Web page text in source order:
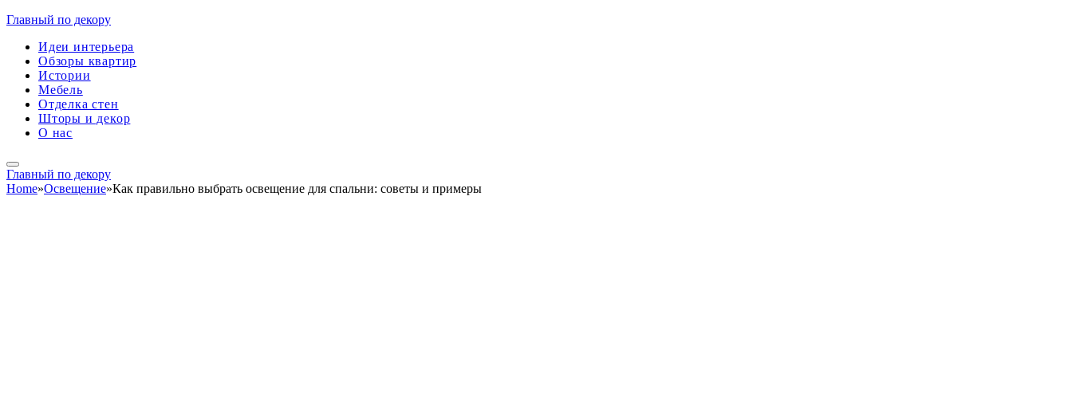
Главный по декору
Идеи интерьера
Обзоры квартир
Истории
Мебель
Отделка стен
Шторы и декор
О нас
Главный по декору
Home»Освещение»Как правильно выбрать освещение для спальни: советы и примеры